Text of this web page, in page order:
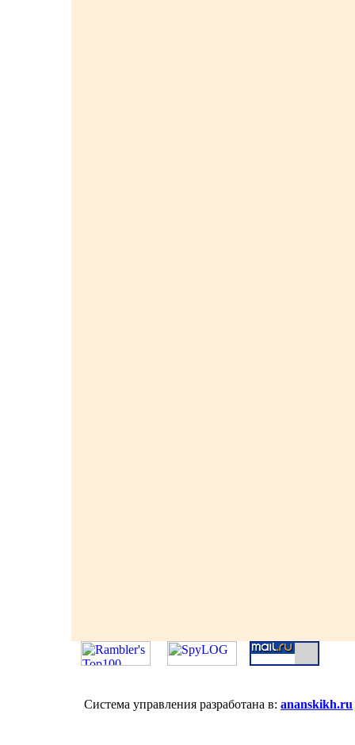
Система управления разработана в: ananskikh.ru